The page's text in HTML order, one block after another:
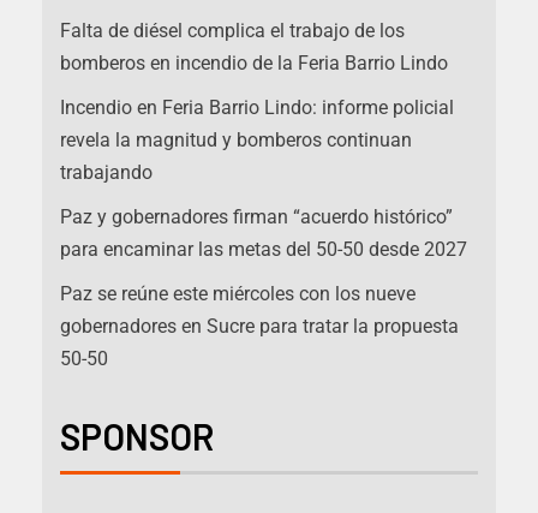
Falta de diésel complica el trabajo de los
bomberos en incendio de la Feria Barrio Lindo
Incendio en Feria Barrio Lindo: informe policial
revela la magnitud y bomberos continuan
trabajando
Paz y gobernadores firman “acuerdo histórico”
para encaminar las metas del 50-50 desde 2027
Paz se reúne este miércoles con los nueve
gobernadores en Sucre para tratar la propuesta
50-50
SPONSOR